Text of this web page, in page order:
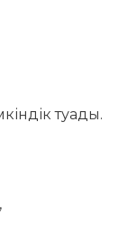
туады.